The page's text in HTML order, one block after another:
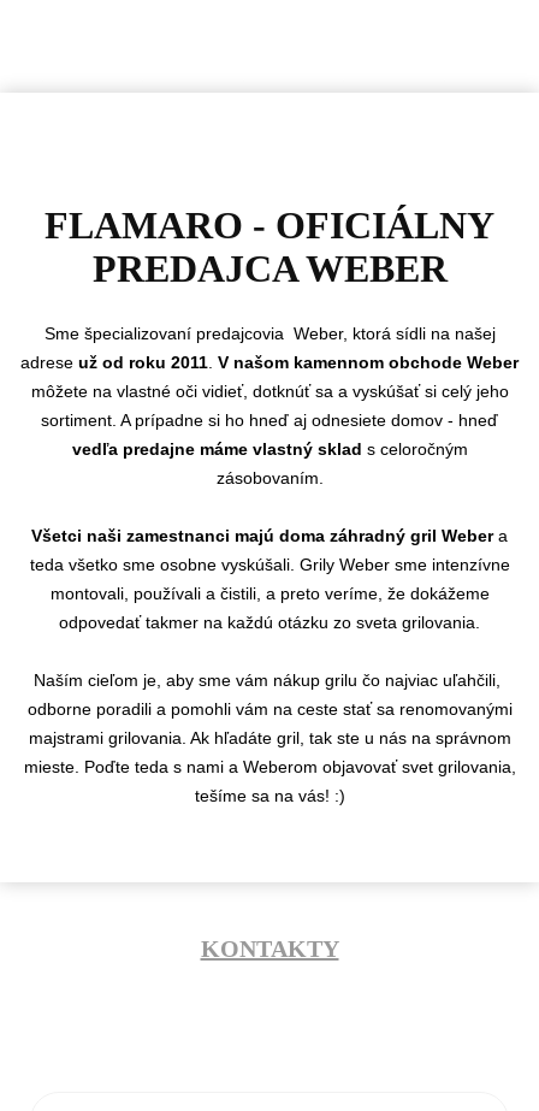
FLAMARO - OFICIÁLNY
PREDAJCA WEBER
Sme špecializovaní predajcovia Weber, ktorá sídli na našej
adrese už od roku 2011. V našom kamennom obchode Weber
môžete na vlastné oči vidieť, dotknúť sa a vyskúšať si celý jeho
sortiment. A prípadne si ho hneď aj odnesiete domov - hneď
vedľa predajne máme vlastný sklad s celoročným
zásobovaním.
Všetci naši zamestnanci majú doma záhradný gril Webera
teda všetko sme osobne vyskúšali. Grily Weber sme intenzívne
montovali, používali a čistili, a preto veríme, že dokážeme
odpovedať takmer na každú otázku zo sveta grilovania.
Naším cieľom je, aby sme vám nákup grilu čo najviac uľahčili,
odborne poradili a pomohli vám na ceste stať sa renomovanými
majstrami grilovania. Ak hľadáte gril, tak ste u nás na správnom
mieste. Poďte teda s nami a Weberom objavovať svet grilovania,
tešíme sa na vás! :)
KONTAKTY